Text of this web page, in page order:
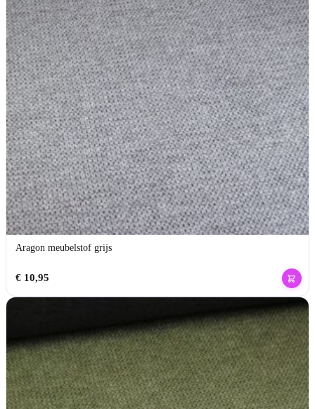
Aragon meubelstof grijs
€10,95